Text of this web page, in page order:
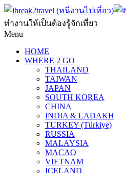
ทำงานให้เป็นต้องรู้จักเที่ยว
Menu
HOME
WHERE 2 GO
THAILAND
TAIWAN
JAPAN
SOUTH KOREA
CHINA
INDIA & LADAKH
TURKEY (Türkiye)
RUSSIA
MALAYSIA
MACAO
VIETNAM
ICELAND